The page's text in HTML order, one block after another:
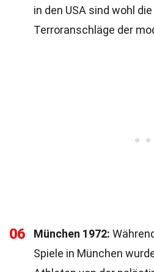
in den USA sind wohl
Terroranschläge der
06 München 1972:
Spiele in München